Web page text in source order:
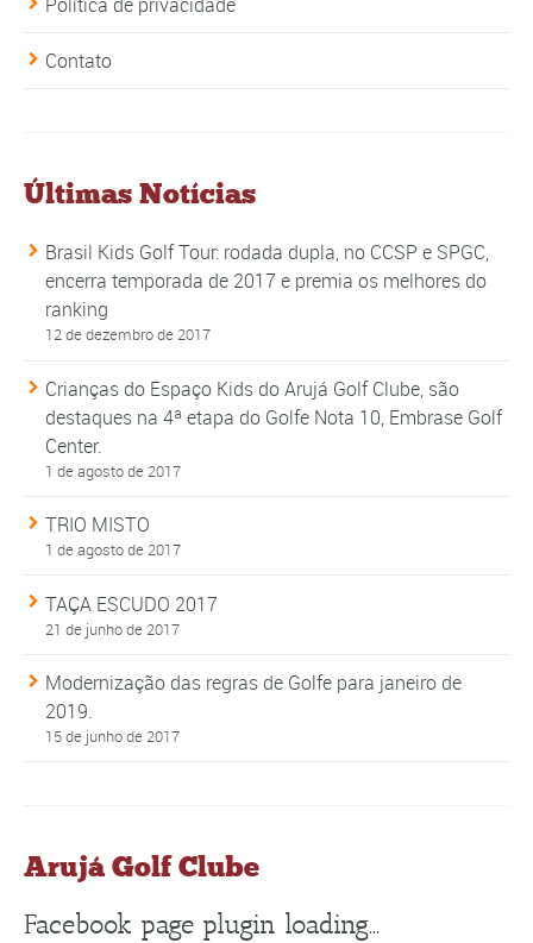
Contato
Últimas Notícias
Brasil Kids Golf Tour: rodada dupla, no CCSP e SPGC,
encerra temporada de 2017 e premia os melhores do
ranking
12 de dezembro de 2017
Crianças do Espaço Kids do Arujá Golf Clube, são
destaques na 4ª etapa do Golfe Nota 10, Embrase Golf
Center.
1 de agosto de 2017
TRIO MISTO
1 de agosto de 2017
TAÇA ESCUDO 2017
21 de junho de 2017
Modernização das regras de Golfe para janeiro de
2019.
15 de junho de 2017
Arujá Golf Clube
Facebook page plugin loading...